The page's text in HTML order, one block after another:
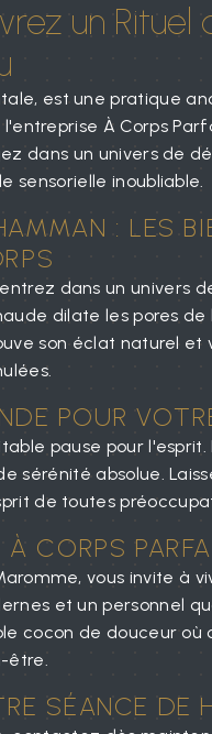
un Rituel
est une pratique
À Corps
dans un univers de
sensorielle inoubliable.
: LES
dans un univers
dilate les pores
son éclat naturel et
POUR
pause pour
sérénité absolue.
de toutes
CORPS
vous invite à
et un personnel
cocon de douceur où
être.
SÉANCE DE